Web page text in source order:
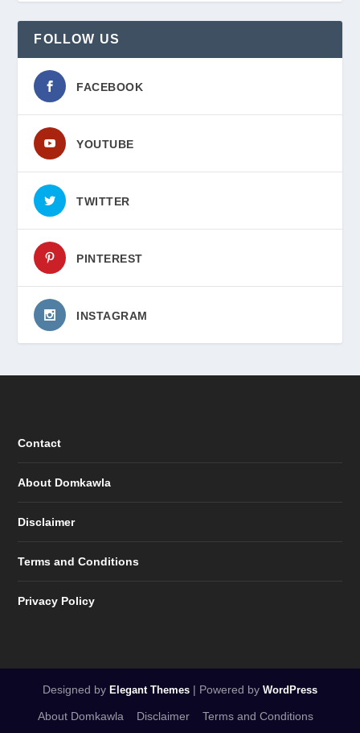
FOLLOW US
FACEBOOK
YOUTUBE
TWITTER
PINTEREST
INSTAGRAM
Contact
About Domkawla
Disclaimer
Terms and Conditions
Privacy Policy
Designed by Elegant Themes | Powered by WordPress
About Domkawla Disclaimer Terms and Conditions